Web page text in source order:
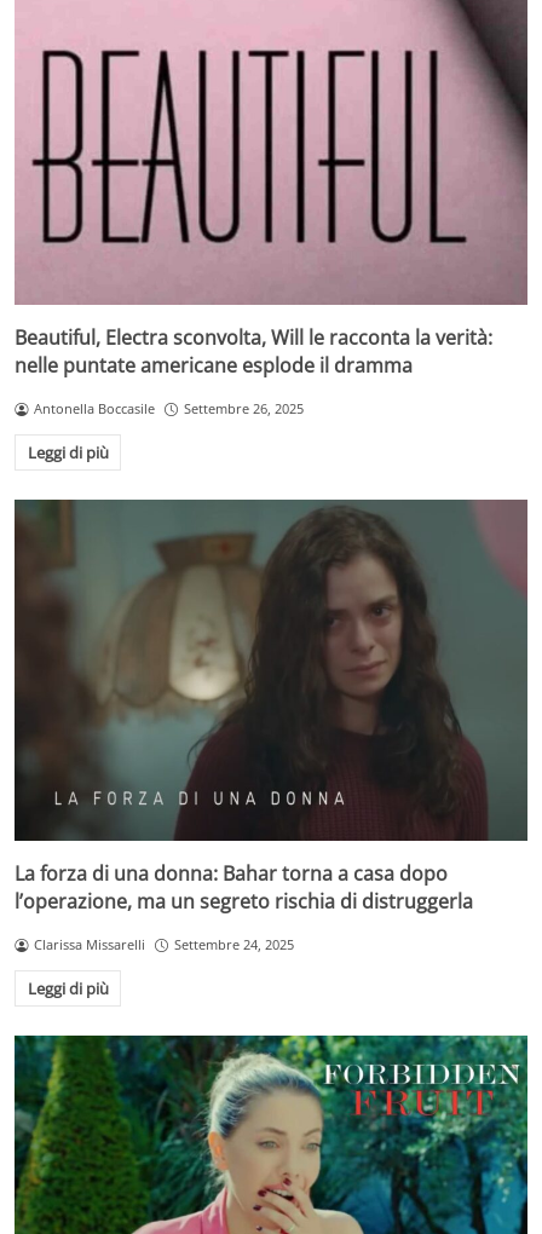
Beautiful, Electra sconvolta, Will le racconta la verità:
nelle puntate americane esplode il dramma
Antonella Boccasile Settembre 26, 2025
Leggi di più
La forza di una donna: Bahar torna a casa dopo
l’operazione, ma un segreto rischia di distruggerla
Clarissa Missarelli Settembre 24, 2025
Leggi di più